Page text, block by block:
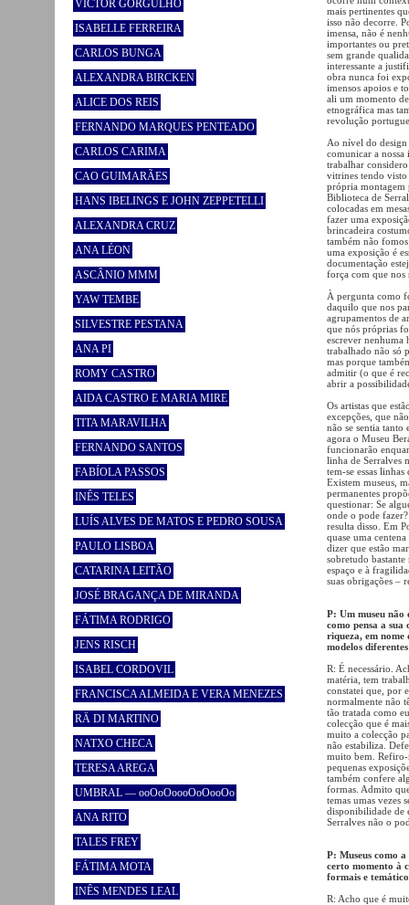
VICTOR GORGULHO
ISABELLE FERREIRA
CARLOS BUNGA
ALEXANDRA BIRCKEN
ALICE DOS REIS
FERNANDO MARQUES PENTEADO
CARLOS CARIMA
CAO GUIMARÃES
HANS IBELINGS E JOHN ZEPPETELLI
ALEXANDRA CRUZ
ANA LÉON
ASCÂNIO MMM
YAW TEMBE
SILVESTRE PESTANA
ANA PI
ROMY CASTRO
AIDA CASTRO E MARIA MIRE
TITA MARAVILHA
FERNANDO SANTOS
FABÍOLA PASSOS
INÊS TELES
LUÍS ALVES DE MATOS E PEDRO SOUSA
PAULO LISBOA
CATARINA LEITÃO
JOSÉ BRAGANÇA DE MIRANDA
FÁTIMA RODRIGO
JENS RISCH
ISABEL CORDOVIL
FRANCISCA ALMEIDA E VERA MENEZES
RÄ DI MARTINO
NATXO CHECA
TERESA AREGA
UMBRAL — ooOoOoooOoOooOo
ANA RITO
TALES FREY
FÁTIMA MOTA
INÊS MENDES LEAL
mais pertinentes
isso não decorre.
imensa, não é
importantes ou
sem grande
interessante a
obra nunca foi
imensos apoios e
ali um momento
etnográfica mas
revolução
Ao nível do design
comunicar a
trabalhar
vitrines tendo visto
própria montagem
Biblioteca de
colocadas em
fazer uma
brincadeira
também não
uma exposição é
documentação
força com que nos
À pergunta como
daquilo que nos
agrupamentos de
que nós próprias
escrever nenhuma
trabalhado não só
mas porque
admitir (o que é
abrir a
Os artistas que
excepções, que
não se sentia tanto
agora o Museu
funcionarão
linha de Serralves
tem-se essas
Existem museus,
permanentes
questionar: Se
onde o pode
resulta disso. Em
quase uma
dizer que estão
sobretudo
espaço e à
suas obrigações –
P: Um museu
como pensa a
riqueza, em nome
modelos
R: É necessário.
matéria, tem
constatei que, por
normalmente não
tão tratada como
colecção que é
muito a colecção
não estabiliza.
muito bem. Refiro-
pequenas
também confere
formas. Admito
temas umas vezes
disponibilidade de
Serralves não o
P: Museus como
certo momento à
formais e
R: Acho que é